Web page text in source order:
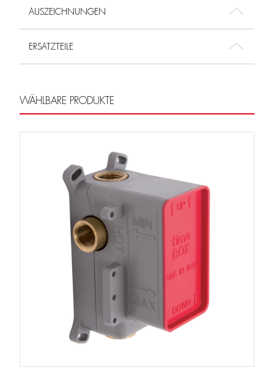
AUSZEICHNUNGEN
ERSATZTEILE
WÄHLBARE PRODUKTE